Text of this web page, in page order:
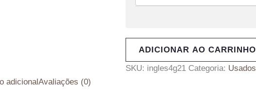
ADICIONAR AO CARRINHO
SKU: ingles4g21 Categoria: Usados
adicionalAvaliações (0)